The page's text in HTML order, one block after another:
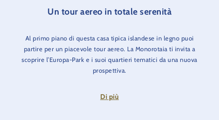
Un tour aereo in totale serenità
Al primo piano di questa casa tipica islandese in legno puoi
partire per un piacevole tour aereo. La Monorotaia ti invita a
scoprire l’Europa-Park e i suoi quartieri tematici da una nuova
prospettiva.
Di più